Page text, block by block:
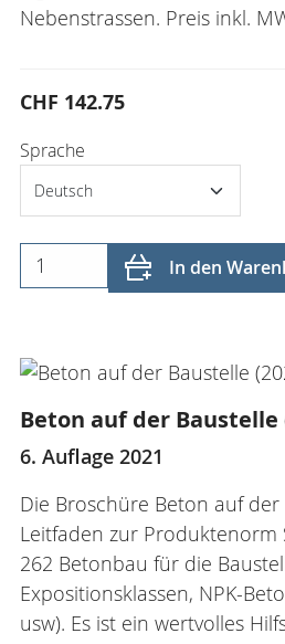
Nebenstrassen. Preis inkl.
CHF 142.75
Sprache
In den
Beton auf der Baustelle
6. Auflage 2021
Die Broschüre Beton auf
Leitfaden zur Produktenorm
262 Betonbau für die
Expositionsklassen, NPK-
usw). Es ist ein wertvolles